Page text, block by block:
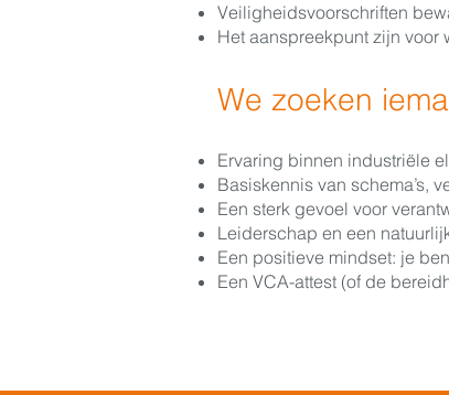
Veiligheidsvoorschriften
Het aanspreekpunt zijn
We zoeken
Ervaring binnen industriële
Basiskennis van schema’s,
Een sterk gevoel voor
Leiderschap en een
Een positieve mindset: je
Een VCA-attest (of de